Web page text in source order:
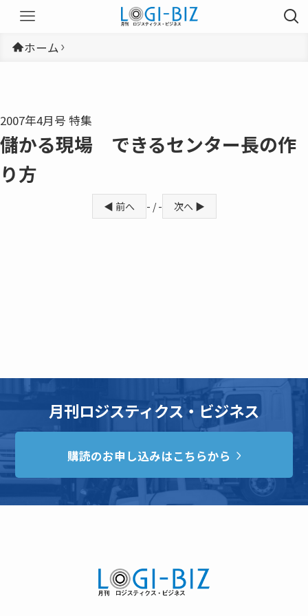
ホーム
2007年4月号 特集
儲かる現場 できるセンター長の作
り方
◀ 前へ - / - 次へ ▶
月刊ロジスティクス・ビジネス
購読のお申し込みはこちらから